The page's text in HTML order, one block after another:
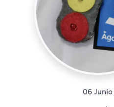
06 Junio